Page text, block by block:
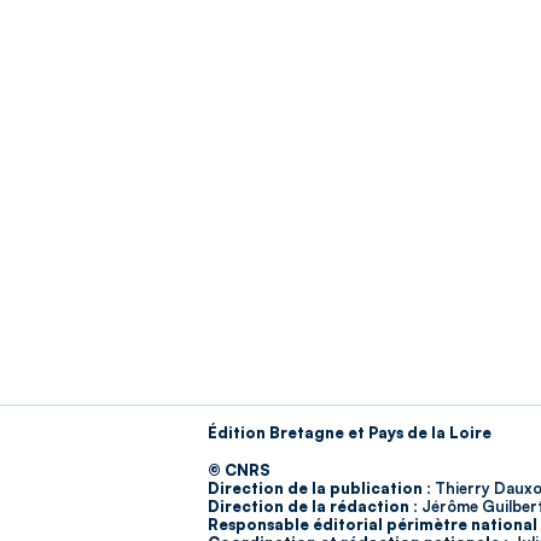
Édition Bretagne et Pays de la Loire
© CNRS
Direction de la publication : Thierry
Direction de la rédaction : Jérôme
Responsable éditorial périmètre national